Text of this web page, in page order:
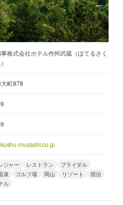
株式会社ホテル作州武蔵（ほてるさく
町878
musashi.co.jp
ジャー レストラン
ブライダル
泉 ゴルフ場 岡山 リゾート
宿泊
ル